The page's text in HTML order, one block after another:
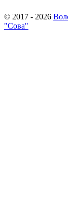
© 2017 - 2026
"Сова"